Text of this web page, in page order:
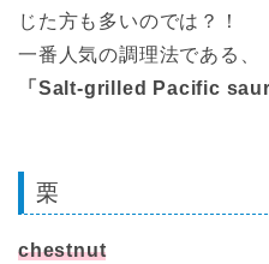
じた方も多いのでは？！
一番人気の調理法である、
「Salt-grilled Pacific
栗
chestnut